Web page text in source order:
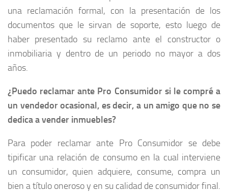
una reclamación formal, con la presentación de los
documentos que le sirvan de soporte, esto luego de
haber presentado su reclamo ante el constructor o
inmobiliaria y dentro de un periodo no mayor a dos
años.
¿Puedo reclamar ante Pro Consumidor si le compré a
un vendedor ocasional, es decir, a un amigo que no se
dedica a vender inmuebles?
Para poder reclamar ante Pro Consumidor se debe
tipificar una relación de consumo en la cual interviene
un consumidor, quien adquiere, consume, compra un
bien a título oneroso y en su calidad de consumidor final.